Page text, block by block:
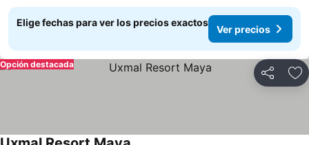
Elige fechas para ver los precios exactos
Ver precios
Compartir
Opción destacada